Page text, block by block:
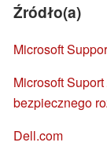
Źródło(a)
Microsoft
Microsoft
bezpiecznego
Dell.com